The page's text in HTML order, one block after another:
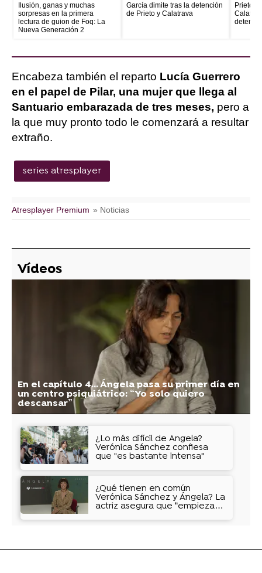
Ilusión, ganas y muchas
sorpresas en la primera
lectura de guion de Foq: La
Nueva Generación 2
García dimite tras la detención
de Prieto y Calatrava
Prieto
Encabeza también el reparto Lucía Guerrero
en el papel de Pilar, una mujer que llega al
Santuario embarazada de tres meses, pero a
la que muy pronto todo le comenzará a resultar
extraño.
series atresplayer
Atresplayer Premium » Noticias
Vídeos
En el capítulo 4... Ángela pasa su primer día en
un centro psiquiátrico: “Yo solo quiero
descansar”
¿Lo más difícil de Ángela?
Verónica Sánchez confiesa
que "es bastante intensa"
¿Qué tienen en común
Verónica Sánchez y Ángela? La
actriz asegura que “empiezas